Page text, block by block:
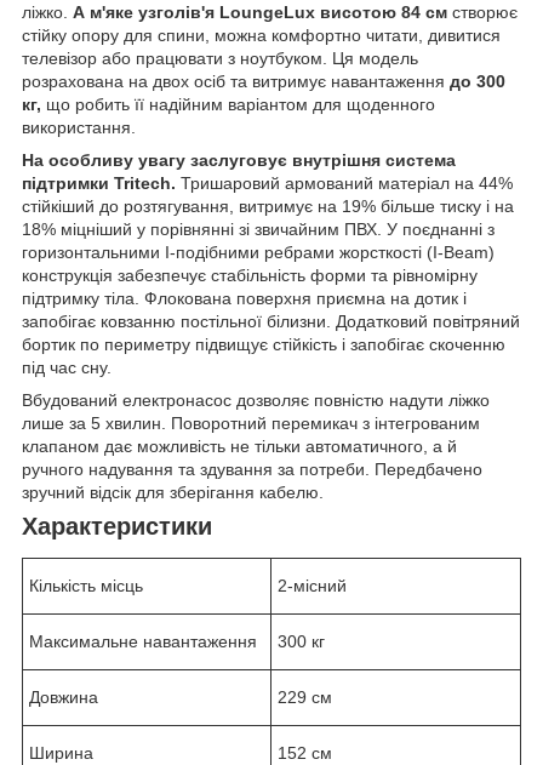
ліжко. А м'яке узголів'я LoungeLux висотою 84 см створює
стійку опору для спини, можна комфортно читати, дивитися
телевізор або працювати з ноутбуком. Ця модель
розрахована на двох осіб та витримує навантаження до 300
кг, що робить її надійним варіантом для щоденного
використання.
На особливу увагу заслуговує внутрішня система
підтримки Tritech. Тришаровий армований матеріал на 44%
стійкіший до розтягування, витримує на 19% більше тиску і на
18% міцніший у порівнянні зі звичайним ПВХ. У поєднанні з
горизонтальними I-подібними ребрами жорсткості (I-Beam)
конструкція забезпечує стабільність форми та рівномірну
підтримку тіла. Флокована поверхня приємна на дотик і
запобігає ковзанню постільної білизни. Додатковий повітряний
бортик по периметру підвищує стійкість і запобігає скоченню
під час сну.
Вбудований електронасос дозволяє повністю надути ліжко
лише за 5 хвилин. Поворотний перемикач з інтегрованим
клапаном дає можливість не тільки автоматичного, а й
ручного надування та здування за потреби. Передбачено
зручний відсік для зберігання кабелю.
Характеристики
Кількість місць 2-місний
Максимальне навантаження 300 кг
Довжина 229 см
Ширина 152 см